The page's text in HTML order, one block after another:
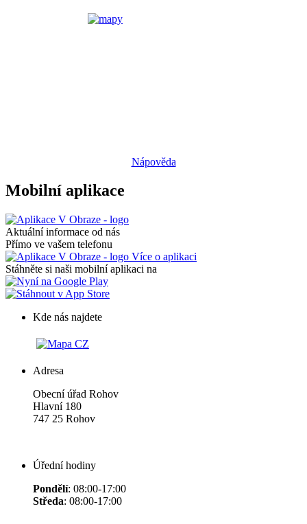
Nápověda
Mobilní aplikace
Aktuální informace od nás
Přímo ve vašem telefonu
Více o aplikaci
Stáhněte si naši mobilní aplikaci na
Kde nás najdete
Adresa
Obecní úřad Rohov
Hlavní 180
747 25 Rohov
Úřední hodiny
Pondělí: 08:00-17:00
Středa: 08:00-17:00